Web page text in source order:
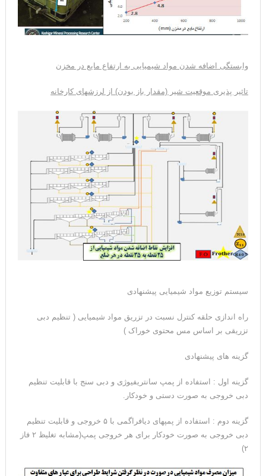
وابستگی اضافه شدن مواد شیمیایی به ارتفاع مایع در مخزن
تاثیر پذیری موقعیت شیر (مقدار باز بودن) از لرزشهای کارخانه
سیستم توزیع مواد شیمیایی پیشنهادی
راه اندازی حلقه کنترل نسبت در تزریق مواد شیمیایی ( تنظیم دبی
تزریقی بر اساس مس محتوی خوراک )
گزینه های پیشنهادی
گزینه اول : استفاده از پمپ سانتریفیوژی و دبی سنج با قابلیت تنظیم
دبی خروجی به صورت دستی و خودکار.
گزینه دوم : استفاده از پمپهای دیافراگمی با ۵ خروجی و قابلیت تنظیم
دبی خروجی به صورت خودکار برای هر خروجی پمپ(مشابه تغلیظ ۲ فاز
۲)